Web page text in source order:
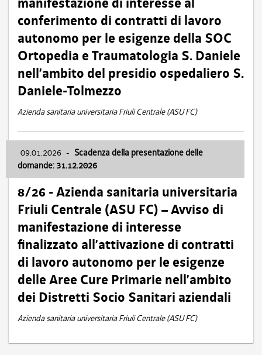
conferimento di contratti di lavoro
autonomo per le esigenze della SOC
Ortopedia e Traumatologia S. Daniele
nell’ambito del presidio ospedaliero S.
Daniele-Tolmezzo
Azienda sanitaria universitaria Friuli Centrale (ASU FC)
09.01.2026 - Scadenza della presentazione delle
domande: 31.12.2026
8/26 - Azienda sanitaria universitaria
Friuli Centrale (ASU FC) – Avviso di
manifestazione di interesse
finalizzato all’attivazione di contratti
di lavoro autonomo per le esigenze
delle Aree Cure Primarie nell’ambito
dei Distretti Socio Sanitari aziendali
Azienda sanitaria universitaria Friuli Centrale (ASU FC)